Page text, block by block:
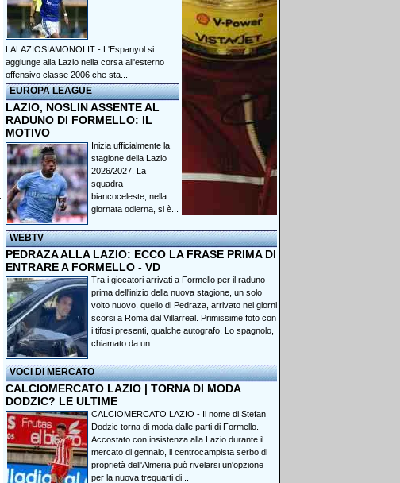
LALAZIOSIAMONOI.IT - L'Espanyol si
aggiunge alla Lazio nella corsa all'esterno
offensivo classe 2006 che sta...
EUROPA LEAGUE
LAZIO, NOSLIN ASSENTE AL
RADUNO DI FORMELLO: IL
MOTIVO
Inizia ufficialmente la
stagione della Lazio
2026/2027. La
squadra
biancoceleste, nella
giornata odierna, si è...
WEBTV
PEDRAZA ALLA LAZIO: ECCO LA FRASE PRIMA DI
ENTRARE A FORMELLO - VD
Tra i giocatori arrivati a Formello per il raduno
prima dell'inizio della nuova stagione, un solo
volto nuovo, quello di Pedraza, arrivato nei giorni
scorsi a Roma dal Villarreal. Primissime foto con
i tifosi presenti, qualche autografo. Lo spagnolo,
chiamato da un...
VOCI DI MERCATO
CALCIOMERCATO LAZIO | TORNA DI MODA
DODZIC? LE ULTIME
CALCIOMERCATO LAZIO - Il nome di Stefan
Dodzic torna di moda dalle parti di Formello.
Accostato con insistenza alla Lazio durante il
mercato di gennaio, il centrocampista serbo di
proprietà dell'Almeria può rivelarsi un'opzione
per la nuova trequarti di...